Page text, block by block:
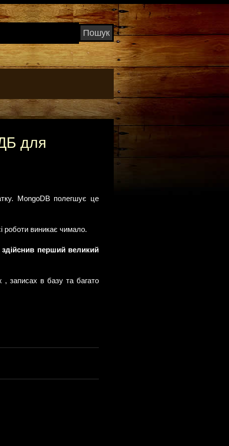
для
MongoDB полегшує це
роботи виникає чимало.
перший великий
, записах в базу та багато